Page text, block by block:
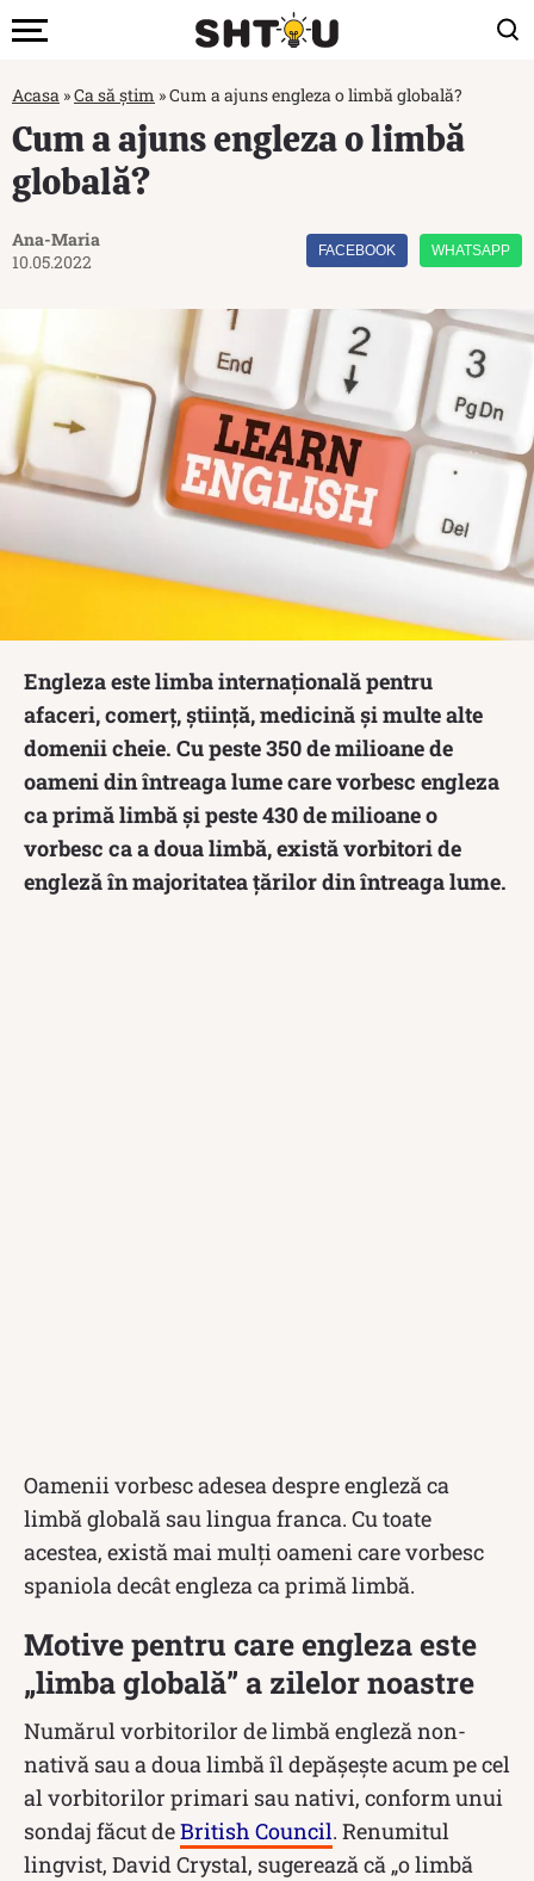
Acasa »Ca să știm »Cum a ajuns engleza o limbă globală?
Cum a ajuns engleza o limbă
globală?
Ana-Maria
10.05.2022
FACEBOOK WHATSAPP
Engleza este limba internațională pentru
afaceri, comerț, știință, medicină și multe alte
domenii cheie. Cu peste 350 de milioane de
oameni din întreaga lume care vorbesc engleza
ca primă limbă și peste 430 de milioane o
vorbesc ca a doua limbă, există vorbitori de
engleză în majoritatea țărilor din întreaga lume.
Oamenii vorbesc adesea despre engleză ca
limbă globală sau lingua franca. Cu toate
acestea, există mai mulți oameni care vorbesc
spaniola decât engleza ca primă limbă.
Motive pentru care engleza este
„limba globală” a zilelor noastre
Numărul vorbitorilor de limbă engleză non-
nativă sau a doua limbă îl depășește acum pe cel
al vorbitorilor primari sau nativi, conform unui
sondaj făcut deBritish Council. Renumitul
lingvist, David Crystal, sugerează că „o limbă